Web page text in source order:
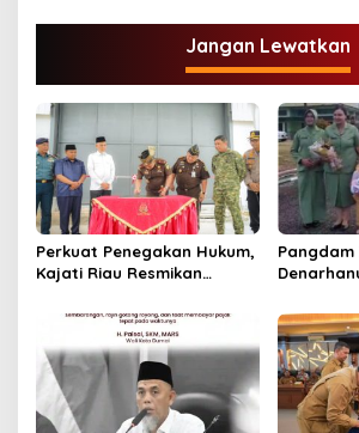
s
i
p
o
s
Jangan Lewatkan
Perkuat Penegakan Hukum,
Kajati Riau Resmikan
Dumai
Pangdam